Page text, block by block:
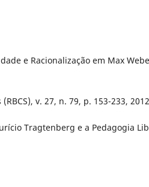
e Racionalização em Max
v. 27, n. 79, p. 153-233,
Tragtenberg e a Pedagogia